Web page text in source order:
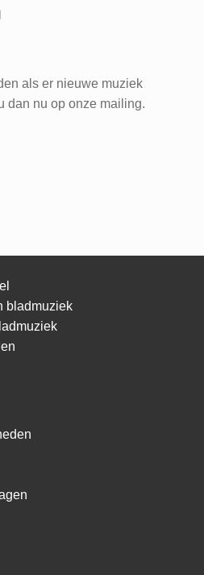
als er nieuwe muziek
dan nu op onze mailing.
bladmuziek